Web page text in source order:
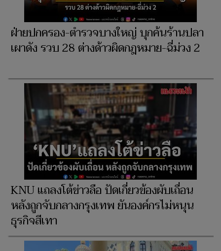
ฝ่ายปกครอง-ตำรวจบางใหญ่ บุกค้นร้านปลา
เผาดัง รวบ 28 ต่างด้าวผิดกฎหมาย-ฉี่ม่วง 2
KNU แถลงโต้ข่าวลือ ปัดเกี่ยวข้องผับเถื่อน
หลังถูกจับกลางกรุงเทพ ยันองค์กรไม่หนุน
ธุรกิจสีเทา